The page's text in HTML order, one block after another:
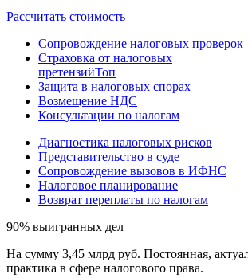
Рассчитать стоимость
Сопровождение налоговых проверок
Страховка от налоговых
претензийТоп
Защита в налоговых спорах
Возмещение НДС
Консультации по налогам
Диагностика налоговых рисков
Представительство в суде
Сопровождение вызовов в ИФНС
Налоговое планирование
Возврат переплаты по налогам
90% выигранных дел
На сумму 3,45 млрд руб. Постоянная,
практика в сфере налогового права.